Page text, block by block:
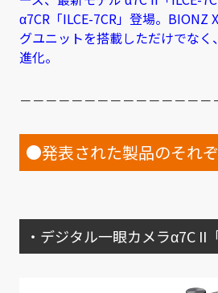
α7CR「ILCE-7CR」登場。BIONZ
グユニットを搭載しただけでな
進化。
－－－－－－－－－－－－－－－
●発表された製品のそれ
・デジタル一眼カメラα7C II